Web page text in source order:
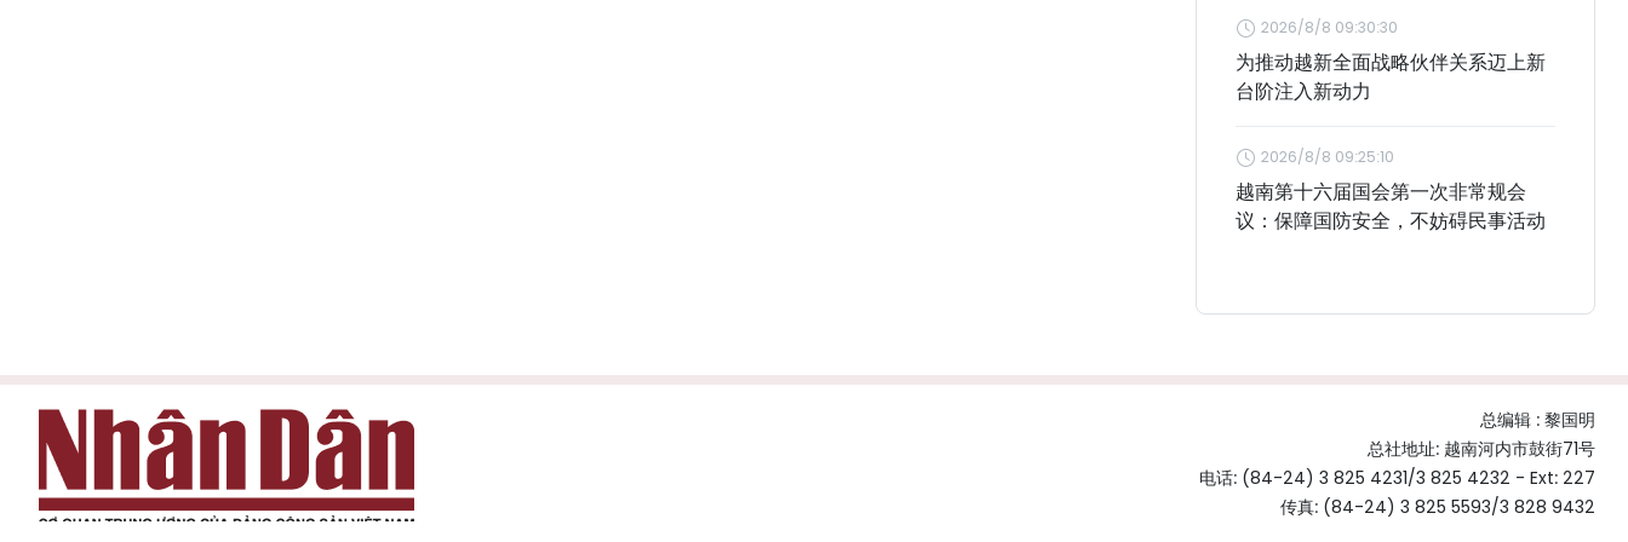
2026/8/8 09:30:30
为推动越新全面战略伙伴关系迈上新
台阶注入新动力
2026/8/8 09:25:10
越南第十六届国会第一次非常规会
议：保障国防安全，不妨碍民事活动
总编辑 : 黎国明
总社地址: 越南河内市鼓街71号
电话: (84-24) 3 825 4231/3 825 4232 - Ext: 227
传真: (84-24) 3 825 5593/3 828 9432